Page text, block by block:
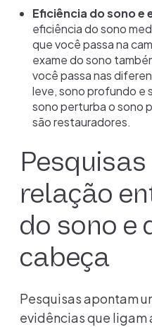
Eficiência do sono e
eficiência do sono
que você passa na
exame do sono
você passa nas
leve, sono profundo e
sono perturba o sono
são restauradores.
relação
do sono e
cabeça
Pesquisas apontam
evidências que ligam